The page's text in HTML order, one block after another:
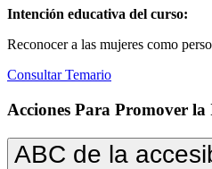
Intención educativa del curso:
Reconocer a las mujeres como
Consultar Temario
Acciones Para Promover
ABC de la